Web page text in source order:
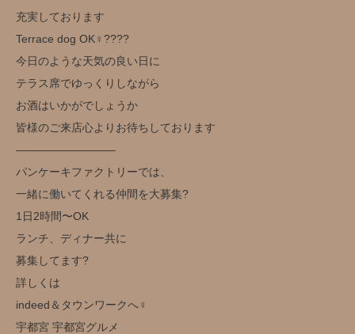
充実しております
Terrace dog OK‍♀️??‍??
今日のような天気の良い日に
テラス席でゆっくりしながら
お酒はいかがでしょうか️
皆様のご来店心よりお待ちしております
—————————
パンケーキファクトリーでは、
一緒に働いてくれる仲間を大募集?
1日2時間〜OK
ランチ、ディナー共に
募集してます?
詳しくは
indeed＆タウンワークへ‍♀️
宇都宮 宇都宮グルメ